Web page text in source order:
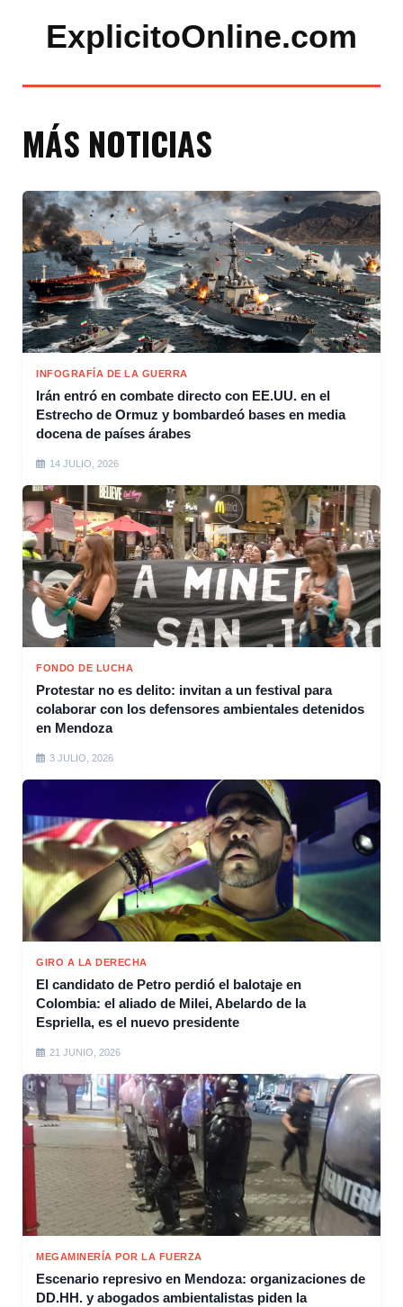
ExplicitoOnline.com
MÁS NOTICIAS
INFOGRAFÍA DE LA GUERRA
Irán entró en combate directo con EE.UU. en el
Estrecho de Ormuz y bombardeó bases en media
docena de países árabes
14 JULIO, 2026
FONDO DE LUCHA
Protestar no es delito: invitan a un festival para
colaborar con los defensores ambientales detenidos
en Mendoza
3 JULIO, 2026
GIRO A LA DERECHA
El candidato de Petro perdió el balotaje en
Colombia: el aliado de Milei, Abelardo de la
Espriella, es el nuevo presidente
21 JUNIO, 2026
MEGAMINERÍA POR LA FUERZA
Escenario represivo en Mendoza: organizaciones de
DD.HH. y abogados ambientalistas piden la